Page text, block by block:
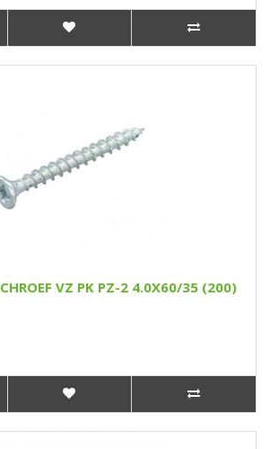
VZ PK PZ-2 4.0X60/35 (200)